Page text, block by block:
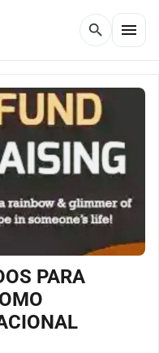
search menu
PARA